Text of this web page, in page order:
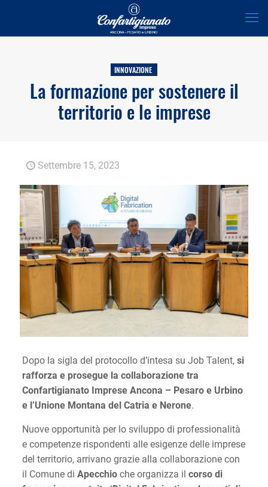
INNOVAZIONE
La formazione per sostenere il
territorio e le imprese
Settembre 15, 2023
Dopo la sigla del protocollo d’intesa su Job Talent, si
rafforza e prosegue la collaborazione tra
Confartigianato Imprese Ancona – Pesaro e Urbino
e l’Unione Montana del Catria e Nerone.
Nuove opportunità per lo sviluppo di professionalità
e competenze rispondenti alle esigenze delle imprese
del territorio, arrivano grazie alla collaborazione con
il Comune di Apecchio che organizza il corso di